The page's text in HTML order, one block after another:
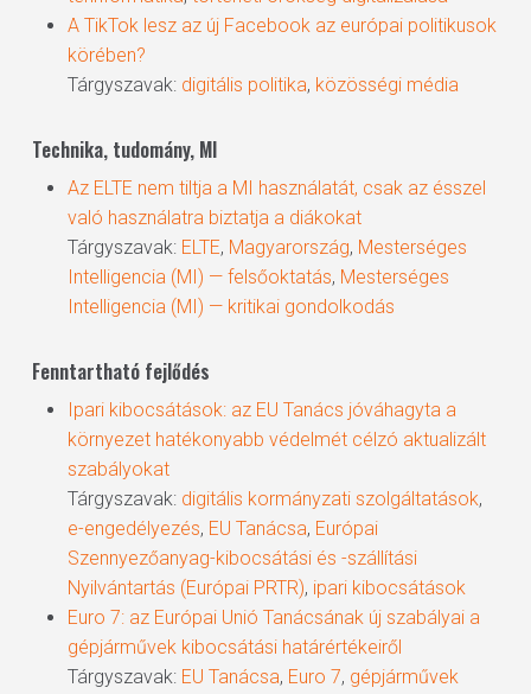
A TikTok lesz az új Facebook az európai politikusok
körében?
Tárgyszavak: digitális politika, közösségi média
Technika, tudomány, MI
Az ELTE nem tiltja a MI használatát, csak az ésszel
való használatra biztatja a diákokat
Tárgyszavak: ELTE, Magyarország, Mesterséges
Intelligencia (MI) — felsőoktatás, Mesterséges
Intelligencia (MI) — kritikai gondolkodás
Fenntartható fejlődés
Ipari kibocsátások: az EU Tanács jóváhagyta a
környezet hatékonyabb védelmét célzó aktualizált
szabályokat
Tárgyszavak: digitális kormányzati szolgáltatások,
e-engedélyezés, EU Tanácsa, Európai
Szennyezőanyag-kibocsátási és -szállítási
Nyilvántartás (Európai PRTR), ipari kibocsátások
Euro 7: az Európai Unió Tanácsának új szabályai a
gépjárművek kibocsátási határértékeiről
Tárgyszavak: EU Tanácsa, Euro 7, gépjárművek